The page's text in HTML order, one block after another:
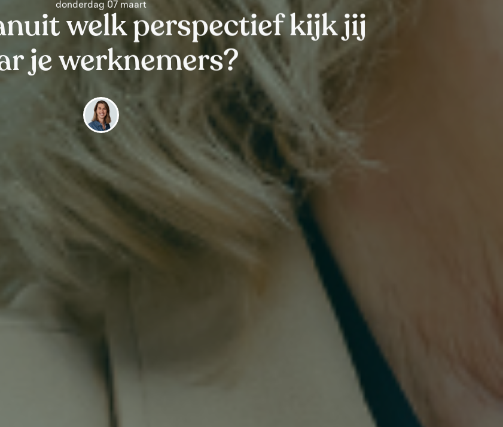
donderdag 07 maart
welk perspectief kijk jij
je werknemers?